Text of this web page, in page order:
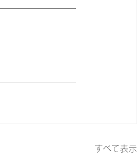
すべて表示